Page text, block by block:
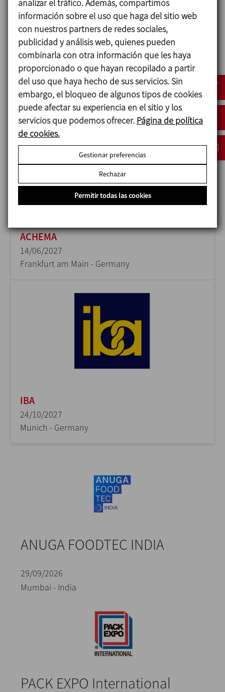
ANUGA FOODTEC
23/02/2027
Cologne - Germany
ACHEMA
14/06/2027
Frankfurt am Main - Germany
IBA
24/10/2027
Munich - Germany
ANUGA FOODTEC INDIA
29/09/2026
Mumbai - India
PACK EXPO International
analizar el tráfico. Además, compartimos
información sobre el uso que haga del sitio web
con nuestros partners de redes sociales,
publicidad y análisis web, quienes pueden
combinarla con otra información que les haya
proporcionado o que hayan recopilado a partir
del uso que haya hecho de sus servicios. Sin
embargo, el bloqueo de algunos tipos de cookies
puede afectar su experiencia en el sitio y los
servicios que podemos ofrecer. Página de política
de cookies.
Gestionar preferencias
Rechazar
Permitir todas las cookies